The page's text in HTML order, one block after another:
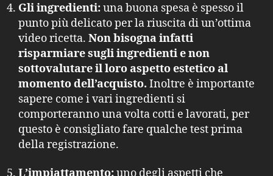
Gli ingredienti:una buona spesa è spesso il
punto più delicato per la riuscita di un’ottima
video ricetta. Non bisogna infatti
risparmiare sugli ingredienti e non
sottovalutare il loro aspetto estetico al
momento dell’acquisto. Inoltre è importante
sapere come i vari ingredienti si
comporteranno una volta cotti e lavorati, per
questo è consigliato fare qualche test prima
della registrazione.